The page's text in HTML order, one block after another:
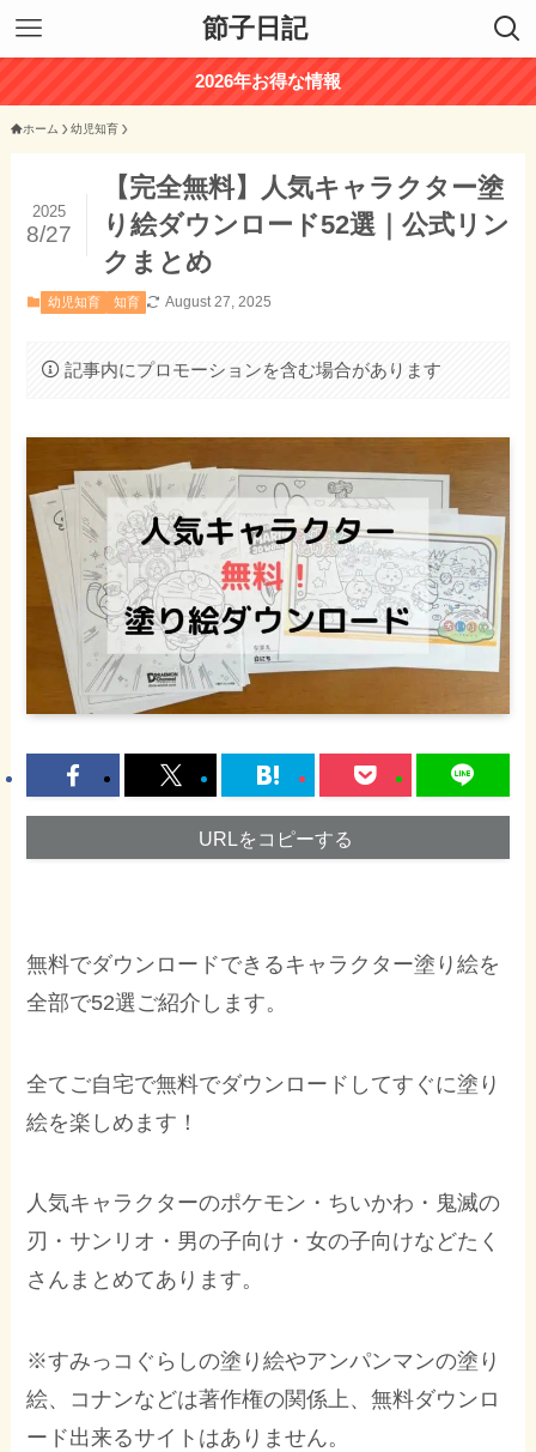
節子日記
2026年お得な情報
ホーム 幼児知育
【完全無料】人気キャラクター塗
り絵ダウンロード52選｜公式リン
クまとめ
2025
8/27
幼児知育 知育 August 27, 2025
記事内にプロモーションを含む場合があります
URLをコピーする
無料でダウンロードできるキャラクター塗り絵を
全部で52選ご紹介します。
全てご自宅で無料でダウンロードしてすぐに塗り
絵を楽しめます！
人気キャラクターのポケモン・ちいかわ・鬼滅の
刃・サンリオ・男の子向け・女の子向けなどたく
さんまとめてあります。
※すみっコぐらしの塗り絵やアンパンマンの塗り
絵、コナンなどは著作権の関係上、無料ダウンロ
ード出来るサイトはありません。